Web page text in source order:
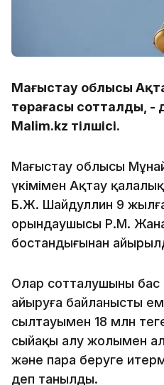
Маңғыстау облысы
төрағасы сотталды, -
Malim.kz тілшісі.
Маңғыстау облысы
үкімімен Ақтау
Б.Ж. Шайдуллин 9
орындаушысы Р.М.
бостандығынан
Олар сотталушыны бас
айыруға байланысты
сылтауымен 18 млн
сыйақы алу жолымен
және пара беруге
деп танылды.